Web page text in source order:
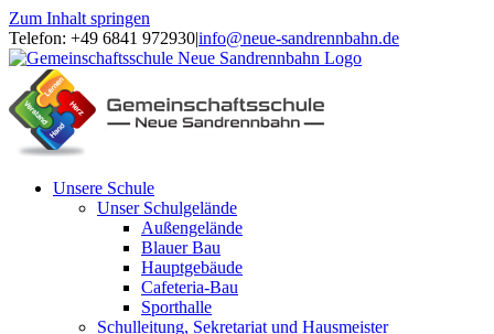
Zum Inhalt springen
Telefon: +49 6841 972930|info@neue-sandrennbahn.de
Unsere Schule
Unser Schulgelände
Außengelände
Blauer Bau
Hauptgebäude
Cafeteria-Bau
Sporthalle
Schulleitung, Sekretariat und Hausmeister